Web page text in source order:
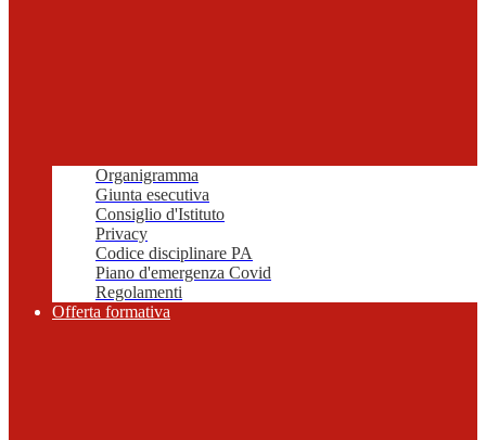
Organigramma
Giunta esecutiva
Consiglio d'Istituto
Privacy
Codice disciplinare PA
Piano d'emergenza Covid
Regolamenti
Offerta formativa